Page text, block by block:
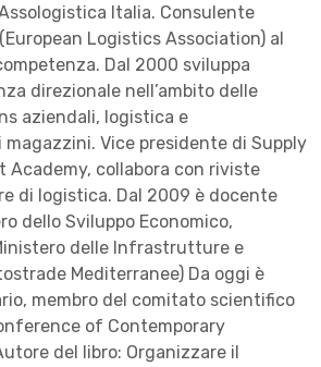
Italia. Consulente
Logistics Association) al
Dal 2000 sviluppa
direzionale nell’ambito delle
aziendali, logistica e
Vice presidente di Supply
Academy, collabora con riviste
di logistica. Dal 2009 è docente
dello Sviluppo Economico,
delle Infrastrutture e
Mediterranee) Da oggi è
membro del comitato scientifico
of Contemporary
del libro: Organizzare il